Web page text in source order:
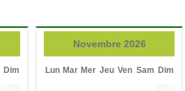
Dim
Novembre 2026
Lun Mar Mer Jeu Ven Sam Dim